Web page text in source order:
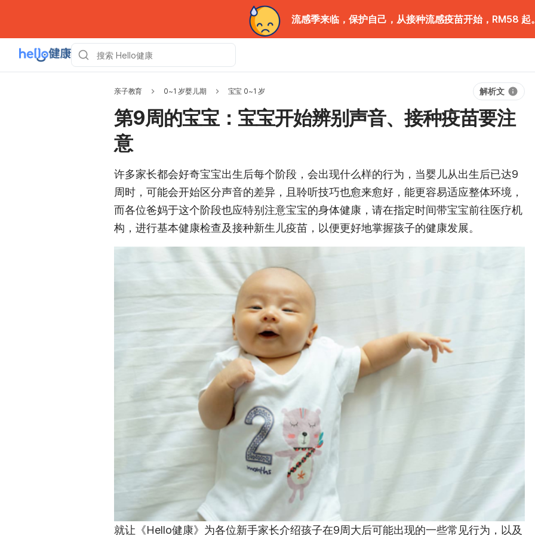
流感季来临，保护自己，从接种流感疫苗开始，RM58 起
亲子教育 0~1 岁婴儿期 宝宝 0~1 岁 解析文
第9周的宝宝：宝宝开始辨别声音、接种疫苗要注
意
许多家长都会好奇宝宝出生后每个阶段，会出现什么样的行为，当婴儿从出生后已达9
周时，可能会开始区分声音的差异，且聆听技巧也愈来愈好，能更容易适应整体环境，
而各位爸妈于这个阶段也应特别注意宝宝的身体健康，请在指定时间带宝宝前往医疗机
构，进行基本健康检查及接种新生儿疫苗，以便更好地掌握孩子的健康发展。
就让《Hello健康》为各位新手家长介绍孩子在9周大后可能出现的一些常见行为，以及